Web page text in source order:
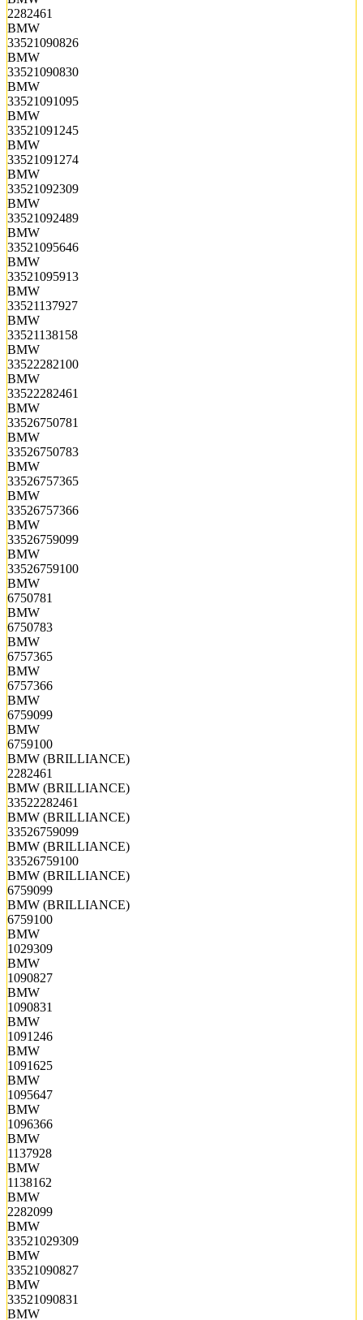
2282461
BMW
33521090826
BMW
33521090830
BMW
33521091095
BMW
33521091245
BMW
33521091274
BMW
33521092309
BMW
33521092489
BMW
33521095646
BMW
33521095913
BMW
33521137927
BMW
33521138158
BMW
33522282100
BMW
33522282461
BMW
33526750781
BMW
33526750783
BMW
33526757365
BMW
33526757366
BMW
33526759099
BMW
33526759100
BMW
6750781
BMW
6750783
BMW
6757365
BMW
6757366
BMW
6759099
BMW
6759100
BMW (BRILLIANCE)
2282461
BMW (BRILLIANCE)
33522282461
BMW (BRILLIANCE)
33526759099
BMW (BRILLIANCE)
33526759100
BMW (BRILLIANCE)
6759099
BMW (BRILLIANCE)
6759100
BMW
1029309
BMW
1090827
BMW
1090831
BMW
1091246
BMW
1091625
BMW
1095647
BMW
1096366
BMW
1137928
BMW
1138162
BMW
2282099
BMW
33521029309
BMW
33521090827
BMW
33521090831
BMW